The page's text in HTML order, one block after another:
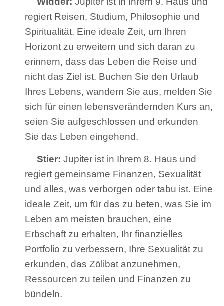
regiert Reisen, Studium, Philosophie und
Spiritualität. Eine ideale Zeit, um Ihren
Horizont zu erweitern und sich daran zu
erinnern, dass das Leben die Reise und
nicht das Ziel ist. Buchen Sie den Urlaub
Ihres Lebens, wandern Sie aus, melden Sie
sich für einen lebensverändernden Kurs an,
seien Sie aufgeschlossen und erkunden
Sie das Leben eingehend.
Stier: Jupiter ist in Ihrem 8. Haus und
regiert gemeinsame Finanzen, Sexualität
und alles, was verborgen oder tabu ist. Eine
ideale Zeit, um für das zu beten, was Sie im
Leben am meisten brauchen, eine
Erbschaft zu erhalten, Ihr finanzielles
Portfolio zu verbessern, Ihre Sexualität zu
erkunden, das Zölibat anzunehmen,
Ressourcen zu teilen und Finanzen zu
bündeln.